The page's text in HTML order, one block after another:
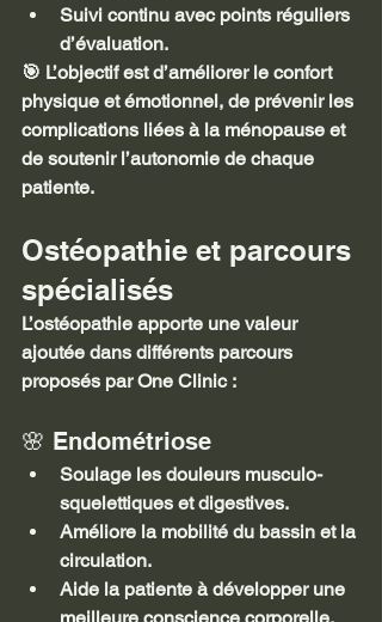
Suivi continu avec points réguliers
d’évaluation.
🎯 L’objectif est d’améliorer le confort
physique et émotionnel, de prévenir les
complications liées à la ménopause et
de soutenir l’autonomie de chaque
patiente.
Ostéopathie et parcours
spécialisés
L’ostéopathie apporte une valeur
ajoutée dans différents parcours
proposés par One Clinic :
🌸 Endométriose
Soulage les douleurs musculo-
squelettiques et digestives.
Améliore la mobilité du bassin et la
circulation.
Aide la patiente à développer une